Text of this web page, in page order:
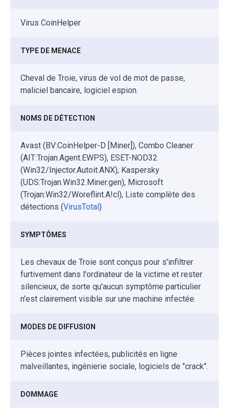
Virus CoinHelper
TYPE DE MENACE
Cheval de Troie, virus de vol de mot de passe,
maliciel bancaire, logiciel espion.
NOMS DE DÉTECTION
Avast (BV:CoinHelper-D [Miner]), Combo Cleaner
(AIT:Trojan.Agent.EWPS), ESET-NOD32
(Win32/Injector.Autoit.ANX), Kaspersky
(UDS:Trojan.Win32.Miner.gen), Microsoft
(Trojan:Win32/Woreflint.A!cl), Liste complète des
détections (VirusTotal)
SYMPTÔMES
Les chevaux de Troie sont conçus pour s'infiltrer
furtivement dans l'ordinateur de la victime et rester
silencieux, de sorte qu'aucun symptôme particulier
n'est clairement visible sur une machine infectée.
MODES DE DIFFUSION
Pièces jointes infectées, publicités en ligne
malveillantes, ingénierie sociale, logiciels de "crack".
DOMMAGE